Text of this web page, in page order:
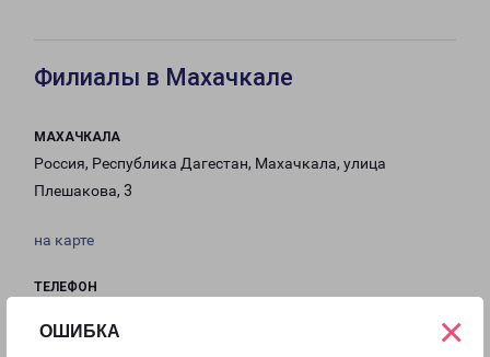
ОШИБКА ×
Филиалы в Махачкале
МАХАЧКАЛА
Россия, Республика Дагестан, Махачкала, улица
Плешакова, 3
на карте
ТЕЛЕФОН